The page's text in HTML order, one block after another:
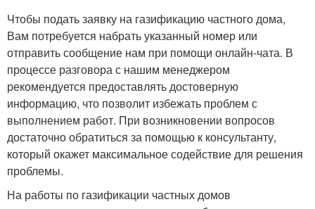
Чтобы подать заявку на газификацию частного дома,
Вам потребуется набрать указанный номер или
отправить сообщение нам при помощи онлайн-чата. В
процессе разговора с нашим менеджером
рекомендуется предоставлять достоверную
информацию, что позволит избежать проблем с
выполнением работ. При возникновении вопросов
достаточно обратиться за помощью к консультанту,
который окажет максимальное содействие для решения
проблемы.
На работы по газификации частных домов